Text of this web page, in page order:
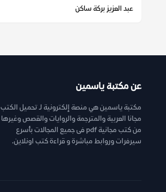
عبد العزيز بركة ساكن
عن مكتبة ياسمين
مكتبة ياسمين هي منصة إلكترونية لـ تحميل الكتب
مجانا العربية والمترجمة والروايات والقصص وغيرها
من كتب مجانية pdf فى جميع المجالات بأسرع
سيرفرات وروابط مباشرة و قراءة كتب اونلاين.